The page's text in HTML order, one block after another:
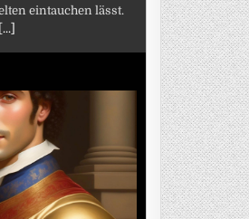
eintauchen lässt.
[...]